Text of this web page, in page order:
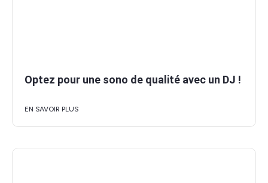
Optez pour une sono de qualité avec un DJ !
EN SAVOIR PLUS